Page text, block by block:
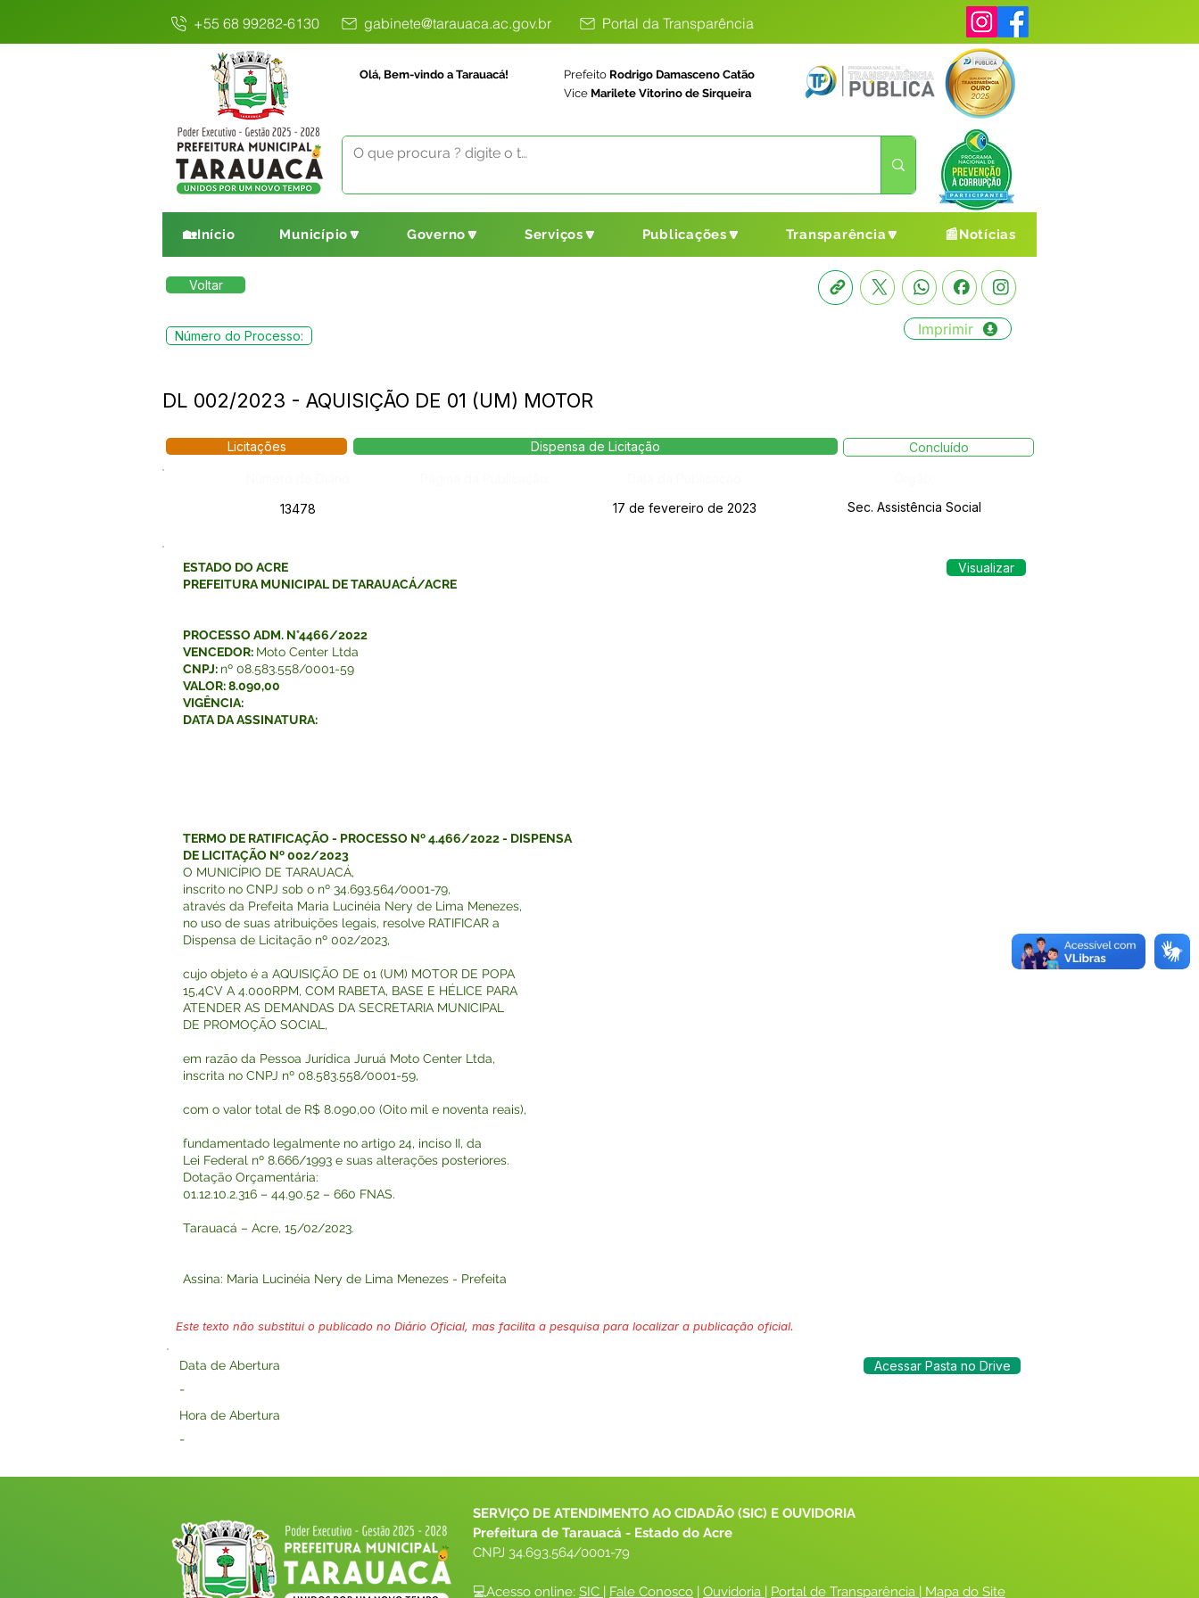
+55 68 99282-6130 gabinete@tarauaca.ac.gov.br Portal da Transparência
Olá, Bem-vindo a Tarauacá! Prefeito Rodrigo Damasceno Catão
Vice Marilete Vitorino de Sirqueira
🏡Início Município🔽 Governo🔽 Serviços🔽 Publicações🔽 Transparência🔽 📰Notícias
Voltar
Número do Processo: Imprimir
DL 002/2023 - AQUISIÇÃO DE 01 (UM) MOTOR
Licitações Dispensa de Licitação Concluído
13478
17 de fevereiro de 2023 Sec. Assistência Social
ESTADO DO ACRE
PREFEITURA MUNICIPAL DE TARAUACÁ/ACRE
PROCESSO ADM. N°4466/2022
VENCEDOR: Moto Center Ltda
CNPJ: nº 08.583.558/0001-59
VALOR: 8.090,00
VIGÊNCIA:
DATA DA ASSINATURA:
TERMO DE RATIFICAÇÃO - PROCESSO Nº 4.466/2022 - DISPENSA
DE LICITAÇÃO Nº 002/2023
O MUNICÍPIO DE TARAUACÁ,
inscrito no CNPJ sob o nº 34.693.564/0001-79,
através da Prefeita Maria Lucinéia Nery de Lima Menezes,
no uso de suas atribuições legais, resolve RATIFICAR a
Dispensa de Licitação nº 002/2023,
cujo objeto é a AQUISIÇÃO DE 01 (UM) MOTOR DE POPA
15,4CV A 4.000RPM, COM RABETA, BASE E HÉLICE PARA
ATENDER AS DEMANDAS DA SECRETARIA MUNICIPAL
DE PROMOÇÃO SOCIAL,
em razão da Pessoa Jurídica Juruá Moto Center Ltda,
inscrita no CNPJ nº 08.583.558/0001-59,
com o valor total de R$ 8.090,00 (Oito mil e noventa reais),
fundamentado legalmente no artigo 24, inciso II, da
Lei Federal nº 8.666/1993 e suas alterações posteriores.
Dotação Orçamentária:
01.12.10.2.316 – 44.90.52 – 660 FNAS.
Tarauacá – Acre, 15/02/2023.
Assina: Maria Lucinéia Nery de Lima Menezes - Prefeita
Visualizar
Este texto não substitui o publicado no Diário Oficial, mas facilita a pesquisa para localizar a publicação oficial.
Data de Abertura
-
Hora de Abertura
-
Acessar Pasta no Drive
SERVIÇO DE ATENDIMENTO AO CIDADÃO (SIC) E OUVIDORIA
Prefeitura de Tarauacá - Estado do Acre
CNPJ 34.693.564/0001-79
💻Acesso online: SIC | Fale Conosco | Ouvidoria | Portal de Transparência | Mapa do Site